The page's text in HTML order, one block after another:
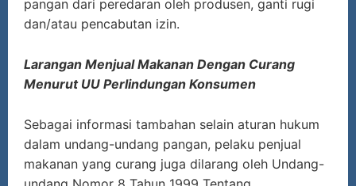
pangan dari peredaran oleh produsen, ganti rugi
dan/atau pencabutan izin.
Larangan Menjual Makanan Dengan Curang
Menurut UU Perlindungan Konsumen
Sebagai informasi tambahan selain aturan hukum
dalam undang-undang pangan, pelaku penjual
makanan yang curang juga dilarang oleh Undang-